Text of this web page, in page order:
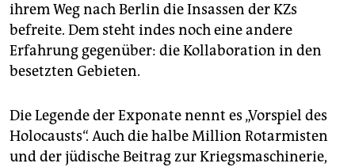
ihrem Weg nach Berlin die Insassen der KZs
befreite. Dem steht indes noch eine andere
Erfahrung gegenüber: die Kollaboration in den
besetzten Gebieten.
Die Legende der Exponate nennt es „Vorspiel des
Holocausts“. Auch die halbe Million Rotarmisten
und der jüdische Beitrag zur Kriegsmaschinerie,